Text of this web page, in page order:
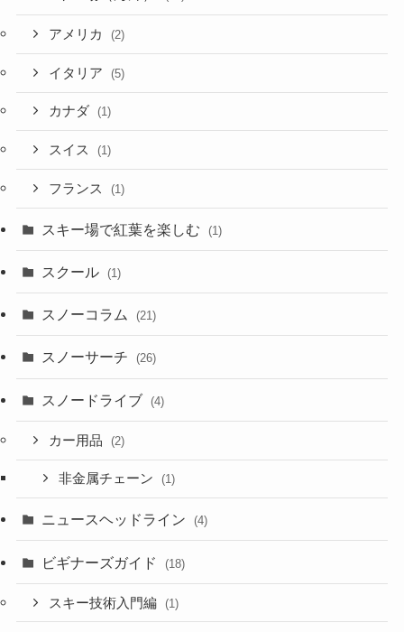
アメリカ (2)
イタリア (5)
カナダ (1)
スイス (1)
フランス (1)
スキー場で紅葉を楽しむ (1)
スクール (1)
スノーコラム (21)
スノーサーチ (26)
スノードライブ (4)
カー用品 (2)
非金属チェーン (1)
ニュースヘッドライン (4)
ビギナーズガイド (18)
スキー技術入門編 (1)